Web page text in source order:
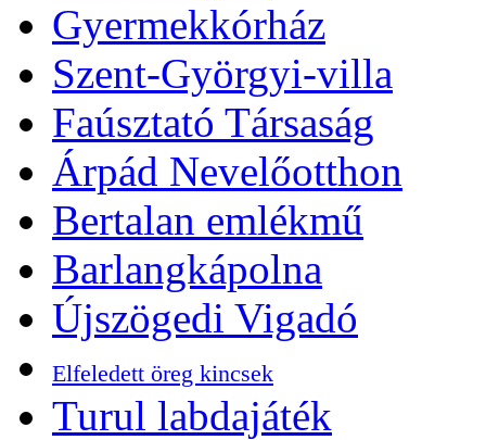
Gyermekkórház
Szent-Györgyi-villa
Faúsztató Társaság
Árpád Nevelőotthon
Bertalan emlékmű
Barlangkápolna
Újszögedi Vigadó
Elfeledett öreg kincsek
Turul labdajáték